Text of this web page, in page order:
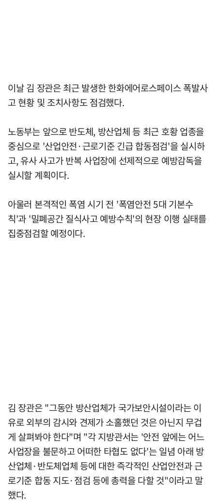
이날 김 장관은 최근 발생한 한화에어로스페이스 폭발사
고 현황 및 조치사항도 점검했다.
노동부는 앞으로 반도체, 방산업체 등 최근 호황 업종을
중심으로 '산업안전·근로기준 긴급 합동점검'을 실시하
고, 유사 사고가 반복 사업장에 선제적으로 예방감독을
실시할 계획이다.
아울러 본격적인 폭염 시기 전 '폭염안전 5대 기본수
칙'과 '밀폐공간 질식사고 예방수칙'의 현장 이행 실태를
집중점검할 예정이다.
김 장관은 "그동안 방산업체가 국가보안시설이라는 이
유로 외부의 감시와 견제가 소홀했던 것은 아닌지 무겁
게 살펴봐야 한다"며 "각 지방관서는 '안전 앞에는 어느
사업장을 불문하고 어떠한 타협도 없다'는 일념 아래 방
산업체·반도체업체 등에 대한 즉각적인 산업안전과 근
로기준 합동 지도·점검 등에 총력을 다할 것"이라고 말
했다.